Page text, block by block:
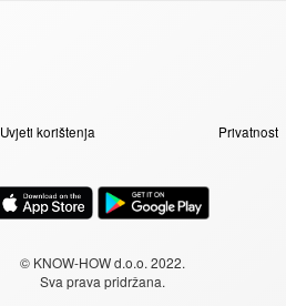
Uvjeti korištenja Privatnost
© KNOW-HOW d.o.o. 2022.
Sva prava pridržana.